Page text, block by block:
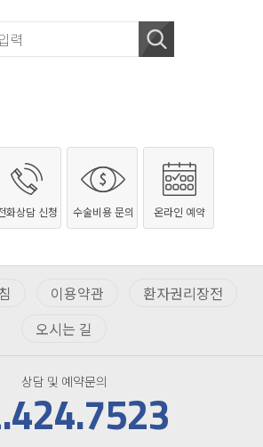
화상담 신청 수술비용 문의 온라인 예약
이용약관
환자권리장전
오시는 길
상담 및 예약문의